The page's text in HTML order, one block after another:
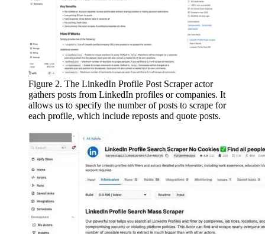
Figure 2. The LinkedIn Profile Post Scraper actor
gathers posts from LinkedIn profiles or companies. It
allows us to specify the number of posts to scrape for
each profile, which include reposts and quote posts.